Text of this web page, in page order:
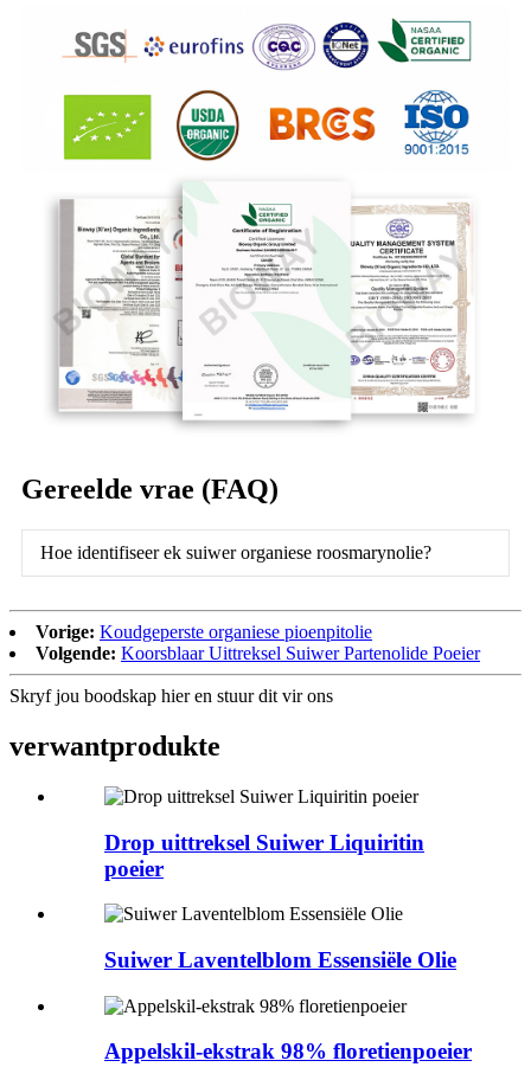
Gereelde vrae (FAQ)
Hoe identifiseer ek suiwer organiese roosmarynolie?
Vorige: Koudgeperste organiese pioenpitolie
Volgende: Koorsblaar Uittreksel Suiwer Partenolide Poeier
Skryf jou boodskap hier en stuur dit vir ons
verwantprodukte
Drop uittreksel Suiwer Liquiritin
poeier
Suiwer Laventelblom Essensiële Olie
Appelskil-ekstrak 98% floretienpoeier